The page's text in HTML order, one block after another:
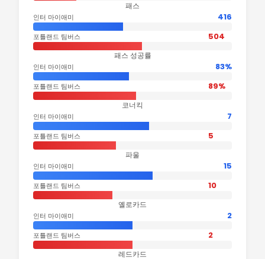
패스
인터 마이애미 416
포틀랜드 팀버스 504
패스 성공률
인터 마이애미 83%
포틀랜드 팀버스 89%
코너킥
인터 마이애미 7
포틀랜드 팀버스 5
파울
인터 마이애미 15
포틀랜드 팀버스 10
옐로카드
인터 마이애미 2
포틀랜드 팀버스 2
레드카드